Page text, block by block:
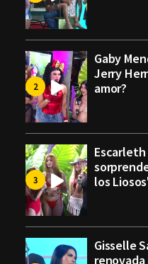
Gaby
Jerry
amor?
Escarleth
los
Gisselle